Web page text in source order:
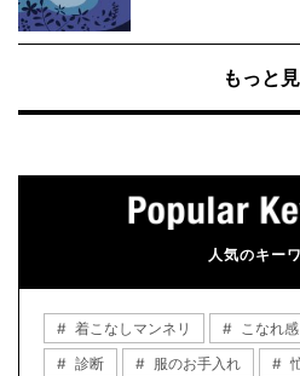
もっと
人気のキー
着こなしマンネリ こなれ感
診断
服のお手入れ